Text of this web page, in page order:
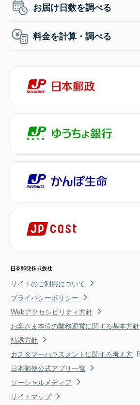
お届け日数を調べる
料金を計算・調べる
サイトのご利用について
プライバシーポリシー
Webアクセシビリティ方針
お客さま本位の業務運営に関する基本方針
勧誘方針
カスタマーハラスメントに関する考え方
日本郵便公式アプリ一覧
ソーシャルメディア
サイトマップ